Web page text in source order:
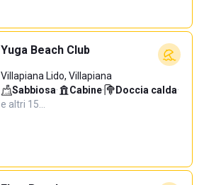
Yuga Beach Club
Villapiana Lido, Villapiana
Sabbiosa· Cabine· Doccia calda·
e altri 15…